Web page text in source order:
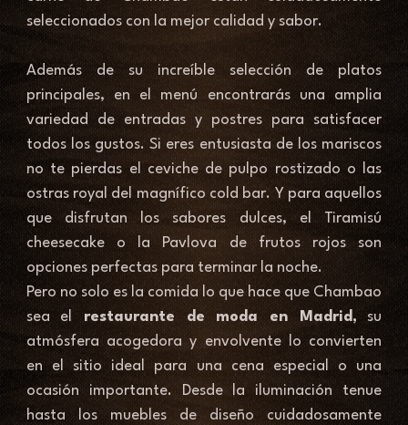
seleccionados con la mejor calidad y sabor.
Además de su increíble selección de platos
principales, en el menú encontrarás una amplia
variedad de entradas y postres para satisfacer
todos los gustos. Si eres entusiasta de los mariscos
no te pierdas el ceviche de pulpo rostizado o las
ostras royal del magnífico cold bar. Y para aquellos
que disfrutan los sabores dulces, el Tiramisú
cheesecake o la Pavlova de frutos rojos son
opciones perfectas para terminar la noche.
Pero no solo es la comida lo que hace que Chambao
sea el restaurante de moda en Madrid, su
atmósfera acogedora y envolvente lo convierten
en el sitio ideal para una cena especial o una
ocasión importante. Desde la iluminación tenue
hasta los muebles de diseño cuidadosamente